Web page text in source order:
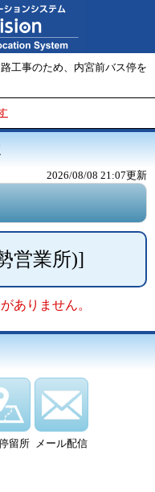
工事のため、内宮前バス停を
2026/08/08 21:07更新
営業所)]
ありません。
留所 メール配信